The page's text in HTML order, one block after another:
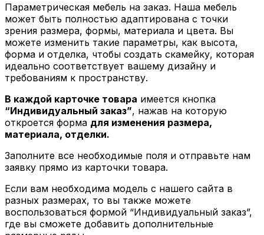
Параметрическая мебель на заказ. Наша мебель
может быть полностью адаптирована с точки
зрения размера, формы, материала и цвета. Вы
можете изменить такие параметры, как высота,
форма и отделка, чтобы создать скамейку, которая
идеально соответствует вашему дизайну и
требованиям к пространству.
В каждой карточке товара имеется кнопка
“Индивидуальный заказ”, нажав на которую
откроется форма для изменения размера,
материала, отделки.
Заполните все необходимые поля и отправьте нам
заявку прямо из карточки товара.
Если вам необходима модель с нашего сайта в
разных размерах, то вы также можете
воспользоваться формой “Индивидуальный заказ”,
где вы сможете добавить дополнительные